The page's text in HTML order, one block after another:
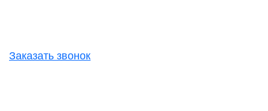
Заказать звонок